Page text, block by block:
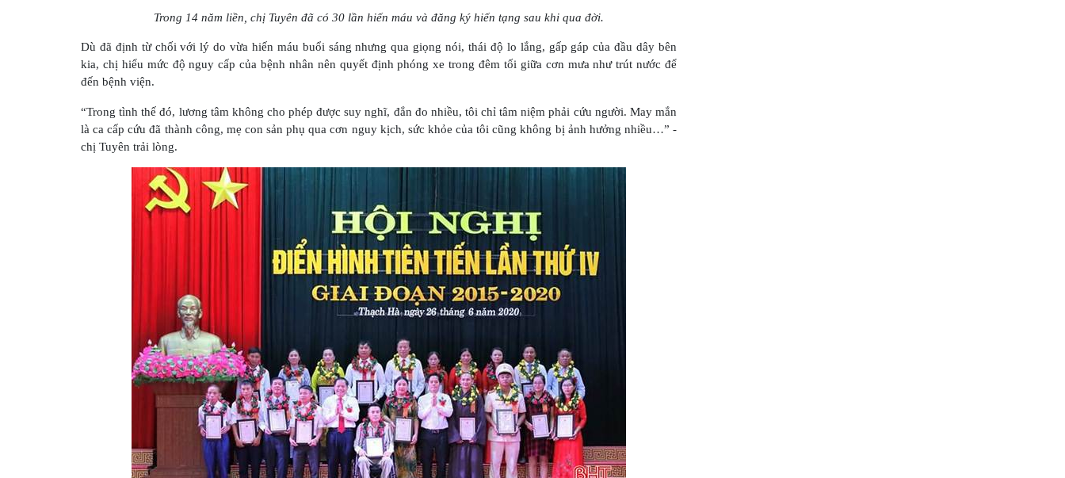
Trong 14 năm liền, chị Tuyên đã có 30 lần hiến máu và đăng ký hiến tạng sau khi qua đời.
Dù đã định từ chối với lý do vừa hiến máu buổi sáng nhưng qua giọng nói, thái độ lo lắng, gấp gáp của đầu dây bên
kia, chị hiểu mức độ nguy cấp của bệnh nhân nên quyết định phóng xe trong đêm tối giữa cơn mưa như trút nước để
đến bệnh viện.
“Trong tình thế đó, lương tâm không cho phép được suy nghĩ, đắn đo nhiều, tôi chỉ tâm niệm phải cứu người. May mắn
là ca cấp cứu đã thành công, mẹ con sản phụ qua cơn nguy kịch, sức khỏe của tôi cũng không bị ảnh hưởng nhiều…” -
chị Tuyên trải lòng.